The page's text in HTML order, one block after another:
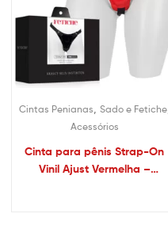
Cintas Penianas Sado e Fetiche,
Acessórios
Cinta para pênis Strap-On
Vinil Ajust Vermelha –